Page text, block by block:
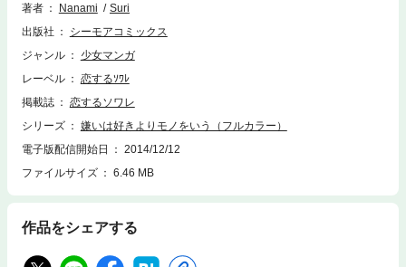
著者
Nanami
Suri
出版社
シーモアコミックス
ジャンル
少女マンガ
レーベル
恋するｿﾜﾚ
掲載誌
恋するソワレ
シリーズ
嫌いは好きよりモノをいう（フルカラー）
電子版配信開始日
2014/12/12
ファイルサイズ
6.46 MB
作品をシェアする